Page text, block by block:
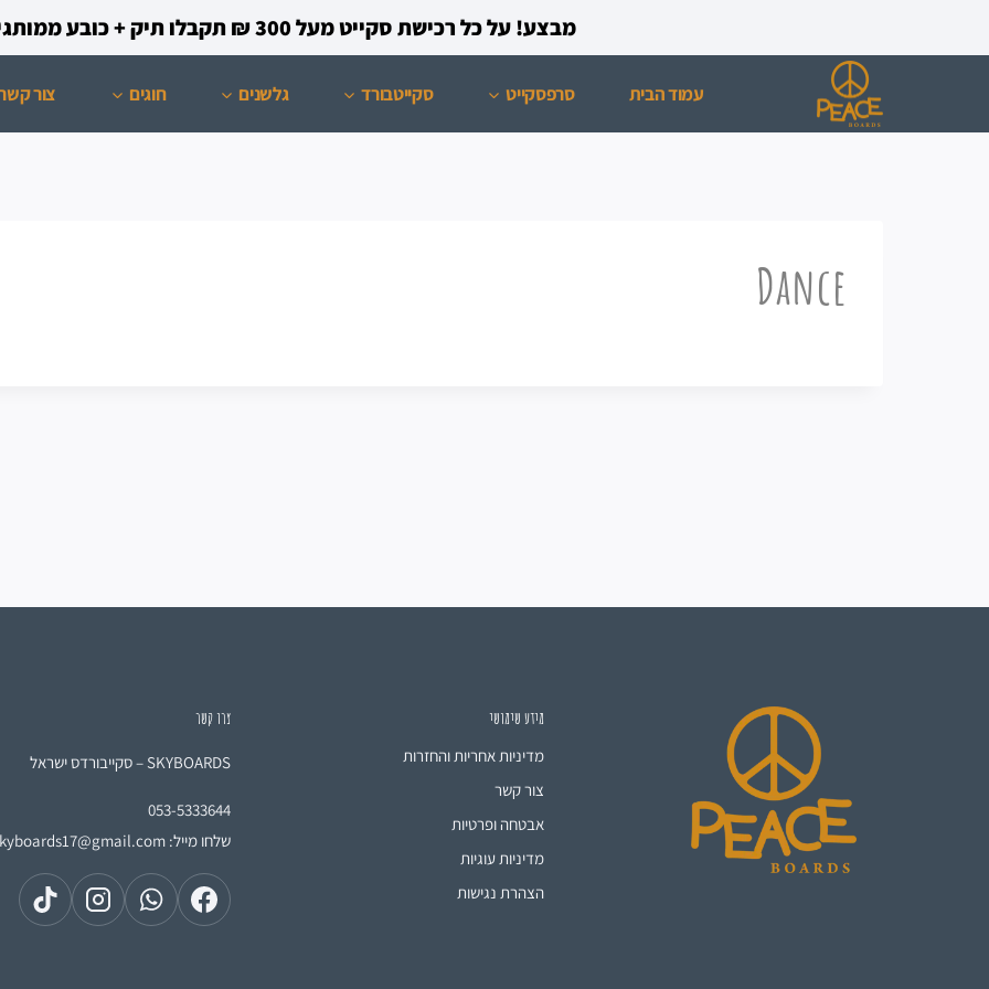
מבצע! על כל רכישת סקייט מעל 300 ₪ תקבלו תיק + כובע ממותגים מתנה!
עמוד הבית סרפסקייט סקייטבורד גלשנים חוגים צור
Dance
מידע שימושי
מדיניות אחריות והחזרות
צור קשר
אבטחה ופרטיות
מדיניות עוגיות
הצהרת נגישות
צרו קשר
SKYBOARDS – סקייבורדס ישראל
053-5333644
שלחו מייל: